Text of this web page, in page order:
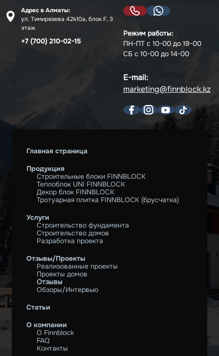
Адрес в Алматы:
ул. Тимирязева 42k10a, блок F, 3
этаж
+7 (700) 210-02-15
Режим работы:
ПН-ПТ с 10-00 до 19-00
СБ с 10-00 до 14-00
E-mail:
marketing@finnblock.kz
Главная страница
Продукция
Строительные блоки FINNBLOCK
Теплоблок UNI FINNBLOCK
Декор блок FINNBLOCK
Тротуарная плитка FINNBLOCK (брусчатка)
Услуги
Строительство фундамента
Строительство домов
Разработка проекта
Отзывы/Проекты
Реализованные проекты
Проекты домов
Отзывы
Обзоры/Интервью
Статьи
О компании
O Finnblock
FAQ
Контакты